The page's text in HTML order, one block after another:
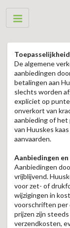
Toepasselijkheid
De algemene
aanbiedingen
betalingen aan
slechts worden
expliciet op
onverkort van
aanbieding of
van Huuskes
aanvaarden.
Aanbiedingen
Aanbiedingen
vrijblijvend.
voor zet- of
wijzigingen in
voorschriften per
prijzen zijn
verzendkosten,